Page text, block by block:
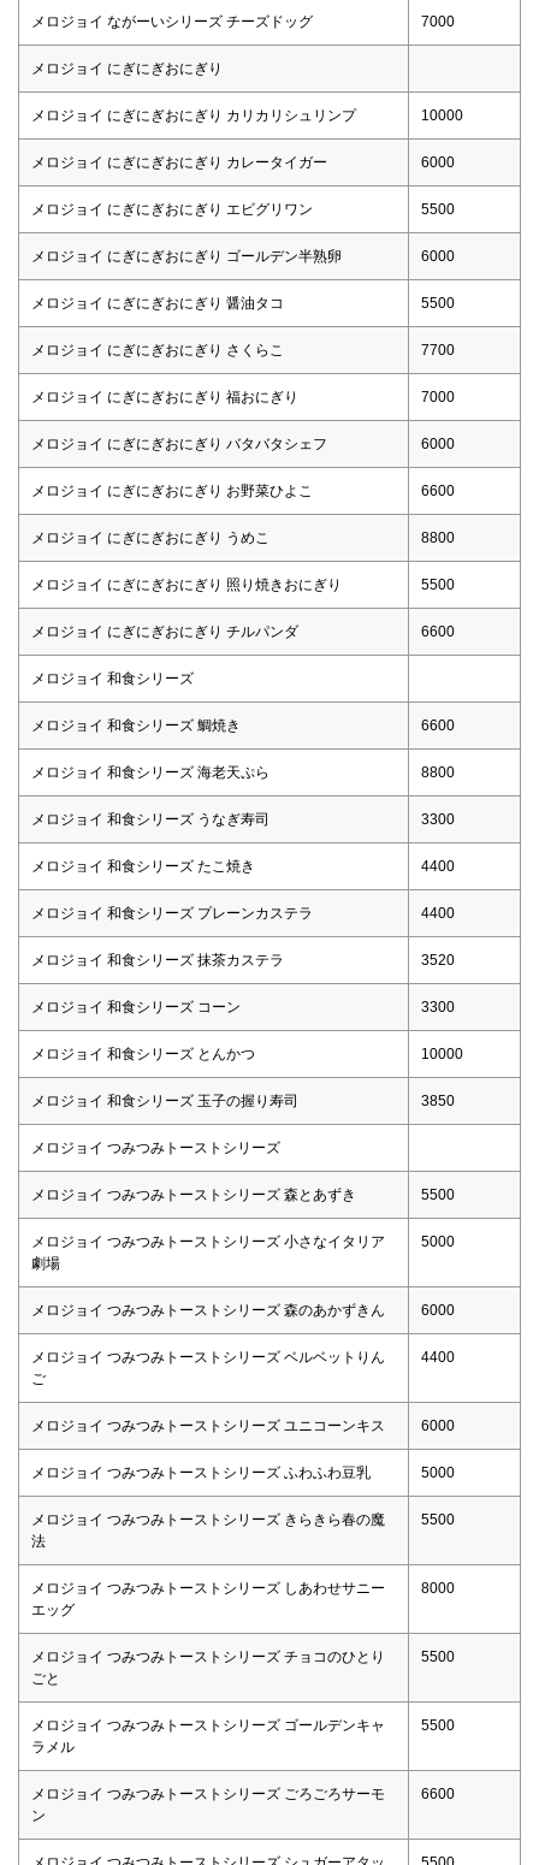
メロジョイ ながーいシリーズ チーズドッグ 7000
メロジョイ にぎにぎおにぎり
メロジョイ にぎにぎおにぎり カリカリシュリンプ 10000
メロジョイ にぎにぎおにぎり カレータイガー 6000
メロジョイ にぎにぎおにぎり エビグリワン 5500
メロジョイ にぎにぎおにぎり ゴールデン半熟卵 6000
メロジョイ にぎにぎおにぎり 醤油タコ 5500
メロジョイ にぎにぎおにぎり さくらこ 7700
メロジョイ にぎにぎおにぎり 福おにぎり 7000
メロジョイ にぎにぎおにぎり バタバタシェフ 6000
メロジョイ にぎにぎおにぎり お野菜ひよこ 6600
メロジョイ にぎにぎおにぎり うめこ 8800
メロジョイ にぎにぎおにぎり 照り焼きおにぎり 5500
メロジョイ にぎにぎおにぎり チルパンダ 6600
メロジョイ 和食シリーズ
メロジョイ 和食シリーズ 鯛焼き 6600
メロジョイ 和食シリーズ 海老天ぷら 8800
メロジョイ 和食シリーズ うなぎ寿司 3300
メロジョイ 和食シリーズ たこ焼き 4400
メロジョイ 和食シリーズ プレーンカステラ 4400
メロジョイ 和食シリーズ 抹茶カステラ 3520
メロジョイ 和食シリーズ コーン 3300
メロジョイ 和食シリーズ とんかつ 10000
メロジョイ 和食シリーズ 玉子の握り寿司 3850
メロジョイ つみつみトーストシリーズ
メロジョイ つみつみトーストシリーズ 森とあずき 5500
メロジョイ つみつみトーストシリーズ 小さなイタリア
劇場
5000
メロジョイ つみつみトーストシリーズ 森のあかずきん 6000
メロジョイ つみつみトーストシリーズ ベルベットりん
ご
4400
メロジョイ つみつみトーストシリーズ ユニコーンキス 6000
メロジョイ つみつみトーストシリーズ ふわふわ豆乳 5000
メロジョイ つみつみトーストシリーズ きらきら春の魔
法
5500
メロジョイ つみつみトーストシリーズ しあわせサニー
エッグ
8000
メロジョイ つみつみトーストシリーズ チョコのひとり
ごと
5500
メロジョイ つみつみトーストシリーズ ゴールデンキャ
ラメル
5500
メロジョイ つみつみトーストシリーズ ごろごろサーモ
ン
6600